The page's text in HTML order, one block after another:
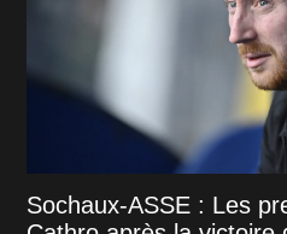
Sochaux-ASSE : Les